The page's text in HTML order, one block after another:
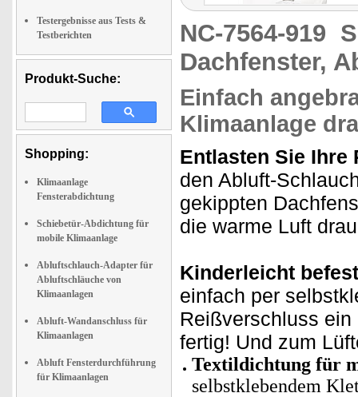
Testergebnisse aus Tests &
Testberichten
Produkt-Suche:
Shopping:
Klimaanlage
Fensterabdichtung
Schiebetür-Abdichtung für
mobile Klimaanlage
Abluftschlauch-Adapter für
Abluftschläuche von
Klimaanlagen
Abluft-Wandanschluss für
Klimaanlagen
Abluft Fensterdurchführung
für Klimaanlagen
NC-7564-919
Dachfenster,
Einfach
Klimaanlage
Entlasten Sie Ihre
den Abluft-
gekippten
die warme Luft
Kinderleicht
einfach per
Reißverschluss
fertig! Und zum
Textildichtung für
selbstklebendem